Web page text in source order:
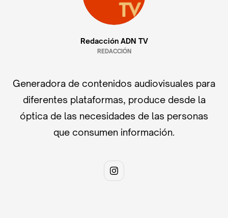
Redacción ADN TV
REDACCIÓN
Generadora de contenidos audiovisuales para
diferentes plataformas, produce desde la
óptica de las necesidades de las personas
que consumen información.